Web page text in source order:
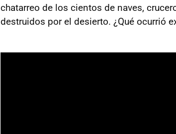
chatarreo de los cientos de naves,
destruidos por el desierto. ¿Qué ocurrió